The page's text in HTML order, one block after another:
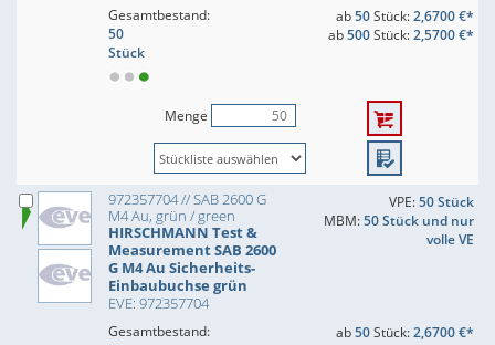
Gesamtbestand:
50
Stück
ab50Stück:2,6700 €*
ab500Stück:2,5700 €*
Menge
972357704 // SAB 2600 G
M4 Au, grün / green
HIRSCHMANN Test &
Measurement SAB 2600
G M4 Au Sicherheits-
Einbaubuchse grün
EVE: 972357704
VPE:50 Stück
MBM:50 Stück und nur
volle VE
Gesamtbestand:
ab50Stück:2,6700 €*